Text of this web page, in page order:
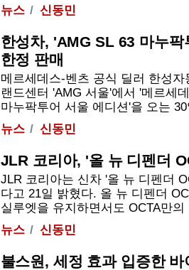
뉴스
신동민
한성차, 'AMG SL 63 마누
한정 판매
메르세데스-벤츠 공식 딜러 한성
랜드센터 'AMG 서울'에서 '메르세
마누팍투어 서울 에디션'을 오는
뉴스
신동민
JLR 코리아, '올 뉴 디펜더
JLR 코리아는 신차 '올 뉴 디펜더
다고 21일 밝혔다. 올 뉴 디펜더
실루엣을 유지하면서도 OCTA만
뉴스
신동민
불스원, 세정 효과 입증한